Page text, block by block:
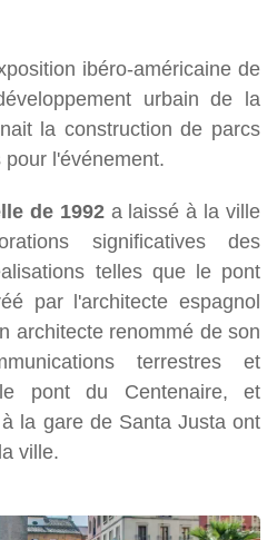
ibéro-américaine de
urbain de la
la construction de parcs
l'événement.
de 1992a laissé à la ville
significatives des
telles que le pont
par l'architecte espagnol
architecte renommé de son
terrestres et
pont du Centenaire, et
la gare de Santa Justa ont
ville.